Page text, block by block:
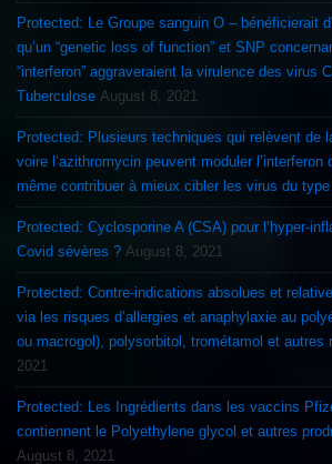
Protected: Le Groupe sanguin O – bénéficierait
qu’un “genetic loss of function” et SNP
“interferon” aggraveraient la virulence des virus
Tuberculose August 8, 2021
Protected: Plusieurs techniques qui relèvent de
voire l’azithromycin peuvent moduler l’interferon
même contribuer à mieux cibler les virus du type
Protected: Cyclosporine A (CSA) pour l’hyper-inflammation des cas
Covid sévères ? August 8, 2021
Protected: Contre-indications absolues et
via les risques d’allergies et anaphylaxie au
ou macrogol), polysorbitol, trométamol et autres
2021
Protected: Les Ingrédients dans les vaccins
contiennent le Polyethylene glycol et autres
August 8, 2021